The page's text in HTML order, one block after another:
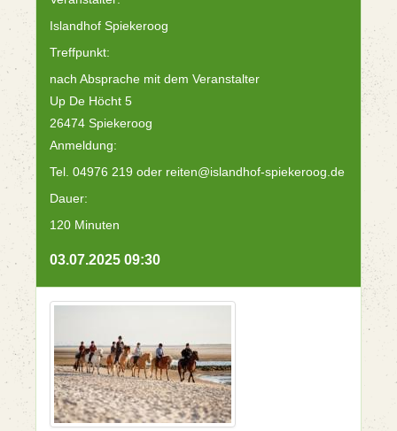
Islandhof Spiekeroog
Treffpunkt:
nach Absprache mit dem Veranstalter
Up De Höcht 5
26474 Spiekeroog
Anmeldung:
Tel. 04976 219 oder reiten@islandhof-spiekeroog.de
Dauer:
120 Minuten
03.07.2025 09:30